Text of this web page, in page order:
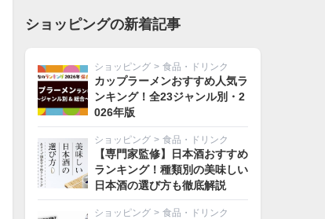
ショッピングの新着記事
ショッピング > 食品・ドリンク
カップラーメンおすすめ人気ラ
ンキング！全23ジャンル別・2
026年版
ショッピング > 食品・ドリンク
【専門家監修】日本酒おすすめ
ランキング！種類別の美味しい
日本酒の選び方も徹底解説
ショッピング > 食品・ドリンク